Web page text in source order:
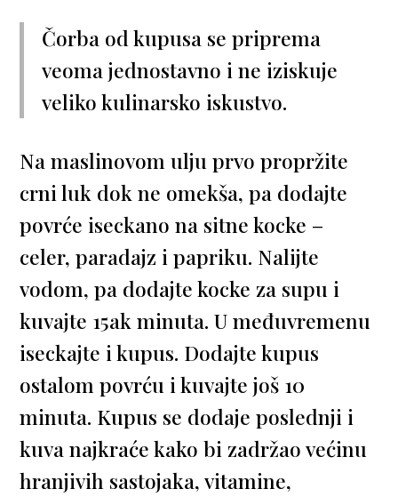
Čorba od kupusa se priprema
veoma jednostavno i ne iziskuje
veliko kulinarsko iskustvo.
Na maslinovom ulju prvo propržite
crni luk dok ne omekša, pa dodajte
povrće iseckano na sitne kocke –
celer, paradajz i papriku. Nalijte
vodom, pa dodajte kocke za supu i
kuvajte 15ak minuta. U međuvremenu
iseckajte i kupus. Dodajte kupus
ostalom povrću i kuvajte još 10
minuta. Kupus se dodaje poslednji i
kuva najkraće kako bi zadržao većinu
hranjivih sastojaka, vitamine,